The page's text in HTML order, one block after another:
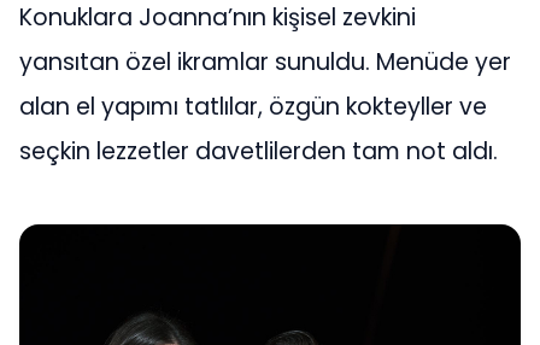
Konuklara Joanna’nın kişisel zevkini
yansıtan özel ikramlar sunuldu. Menüde yer
alan el yapımı tatlılar, özgün kokteyller ve
seçkin lezzetler davetlilerden tam not aldı.